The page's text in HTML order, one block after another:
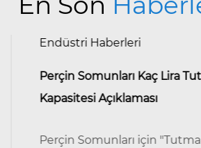
Endüstri Haberleri
Perçin Somunları Kaç Lira
Kapasitesi Açıklaması
Perçin Somunları için "Tutma